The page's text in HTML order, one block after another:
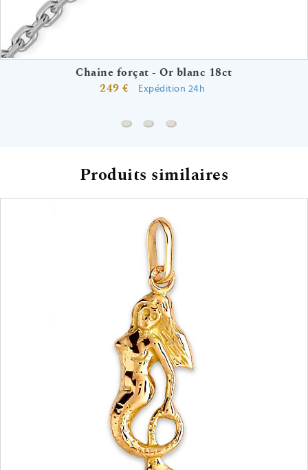
Chaine forçat - Or blanc 18ct
249 €
Expédition 24h
Chaine forçat - Or blanc 18ct
Chaine gourmette - Or blanc 18ct
Chaine forçat rond - Or
Produits similaires